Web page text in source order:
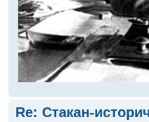
Re: Стакан-